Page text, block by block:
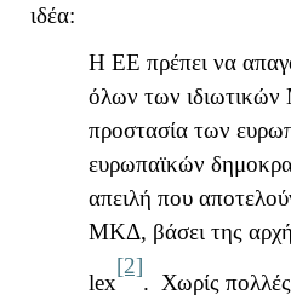
ιδέα:
Η ΕΕ πρέπει να
όλων των
προστασία των
ευρωπαϊκών
απειλή που
ΜΚΔ, βάσει της
lex
[2]
. Χωρίς πολλές